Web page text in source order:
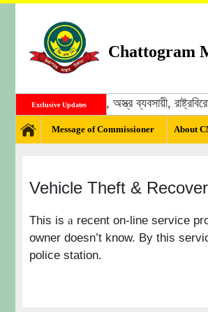
Chattogram
Exclusive Updates
জঙ্গী, মাদক ব্যবসায়ী, অস্ত্র ব্যবসায়ী,
Message of Commissioner About
Vehicle Theft &
This is a recent on-line service
owner doesn’t know. By this
police station.